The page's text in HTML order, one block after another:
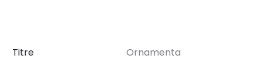
Titre Ornamenta